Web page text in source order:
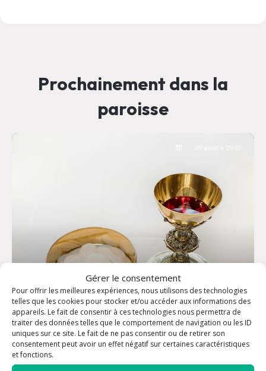
Gérer le consentement
Pour offrir les meilleures expériences, nous utilisons des technologies
telles que les cookies pour stocker et/ou accéder aux informations des
appareils. Le fait de consentir à ces technologies nous permettra de
traiter des données telles que le comportement de navigation ou les ID
uniques sur ce site. Le fait de ne pas consentir ou de retirer son
consentement peut avoir un effet négatif sur certaines caractéristiques
et fonctions.
Prochainement dans la
paroisse
Messe dominicale - Eglise Saint-Louis
09 août à 09:00